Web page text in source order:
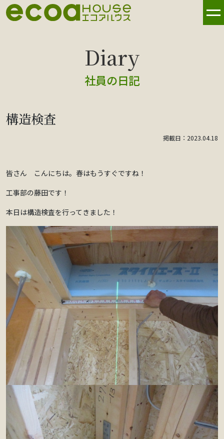
社員の日記
構造検査
掲載日：2023.04.18
皆さん こんにちは。春はもうすぐですね！
工事部の藤田です！
本日は構造検査を行ってきました！